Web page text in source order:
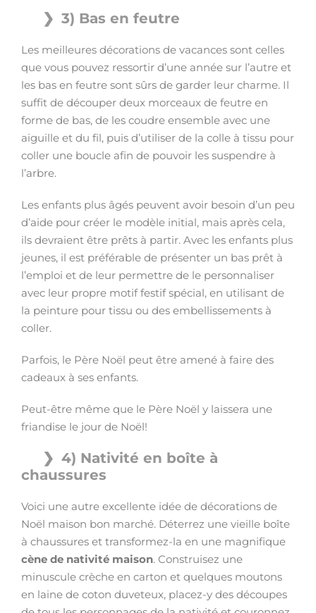
3) Bas en feutre
Les meilleures décorations de vacances sont celles
que vous pouvez ressortir d’une année sur l’autre et
les bas en feutre sont sûrs de garder leur charme. Il
suffit de découper deux morceaux de feutre en
forme de bas, de les coudre ensemble avec une
aiguille et du fil, puis d’utiliser de la colle à tissu pour
coller une boucle afin de pouvoir les suspendre à
l’arbre.
Les enfants plus âgés peuvent avoir besoin d’un peu
d’aide pour créer le modèle initial, mais après cela,
ils devraient être prêts à partir. Avec les enfants plus
jeunes, il est préférable de présenter un bas prêt à
l’emploi et de leur permettre de le personnaliser
avec leur propre motif festif spécial, en utilisant de
la peinture pour tissu ou des embellissements à
coller.
Parfois, le Père Noël peut être amené à faire des
cadeaux à ses enfants.
Peut-être même que le Père Noël y laissera une
friandise le jour de Noël!
4) Nativité en boîte à
chaussures
Voici une autre excellente idée de décorations de
Noël maison bon marché. Déterrez une vieille boîte
à chaussures et transformez-la en une magnifique
cène de nativité maison. Construisez une
minuscule crèche en carton et quelques moutons
en laine de coton duveteux, placez-y des découpes